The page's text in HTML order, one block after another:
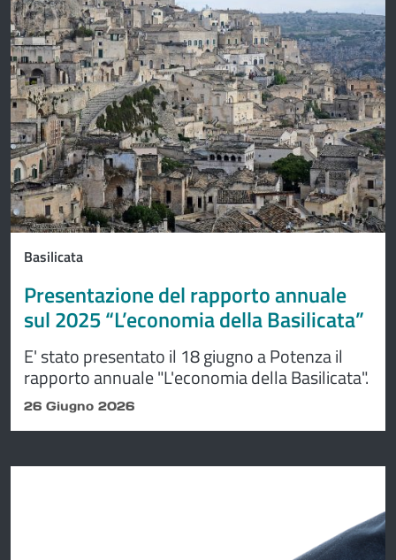
Basilicata
Presentazione del rapporto annuale
sul 2025 “L’economia della Basilicata”
E' stato presentato il 18 giugno a Potenza il
rapporto annuale "L'economia della Basilicata".
26 Giugno 2026